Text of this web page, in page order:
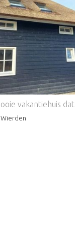
BEZIG MET LADEN...
Wierden